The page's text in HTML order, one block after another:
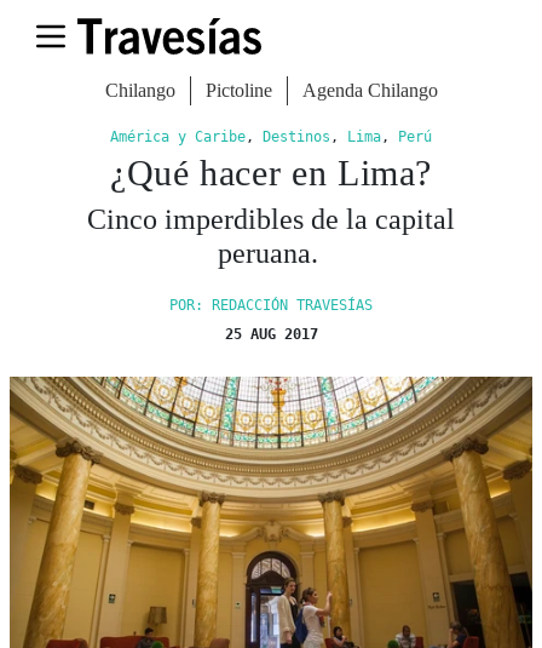
Chilango Pictoline Agenda Chilango
América y Caribe, Destinos , Lima, Perú
¿Qué hacer en Lima?
Cinco imperdibles de la capital
peruana.
POR: REDACCIÓN TRAVESÍAS
25 AUG 2017